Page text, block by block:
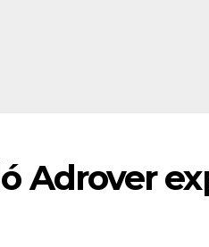
Adrover